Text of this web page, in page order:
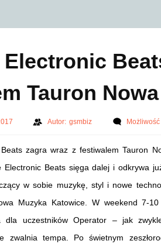
Tauron
Autor: gsmbiz
zagra wraz z festiwalem Tauron
Electronic Beats sięga dalej i odkrywa
w sobie muzykę, styl i nowe
Muzyka Katowice. W weekend 7-
dla uczestników Operator – jak
zwalnia tempa. Po świetnym